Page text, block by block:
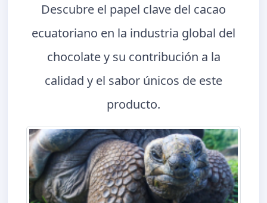
Descubre el papel clave del cacao
ecuatoriano en la industria global del
chocolate y su contribución a la
calidad y el sabor únicos de este
producto.